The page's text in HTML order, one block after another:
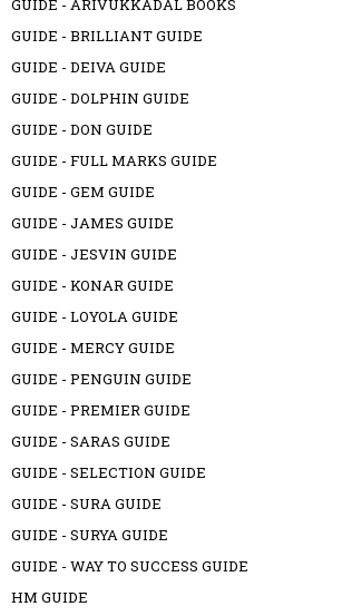
GUIDE - ARIVUKKADAL BOOKS
GUIDE - BRILLIANT GUIDE
GUIDE - DEIVA GUIDE
GUIDE - DOLPHIN GUIDE
GUIDE - DON GUIDE
GUIDE - FULL MARKS GUIDE
GUIDE - GEM GUIDE
GUIDE - JAMES GUIDE
GUIDE - JESVIN GUIDE
GUIDE - KONAR GUIDE
GUIDE - LOYOLA GUIDE
GUIDE - MERCY GUIDE
GUIDE - PENGUIN GUIDE
GUIDE - PREMIER GUIDE
GUIDE - SARAS GUIDE
GUIDE - SELECTION GUIDE
GUIDE - SURA GUIDE
GUIDE - SURYA GUIDE
GUIDE - WAY TO SUCCESS GUIDE
HM GUIDE